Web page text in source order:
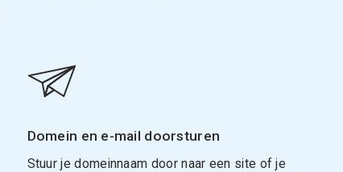
Domein en e-mail doorsturen
Stuur je domeinnaam door naar een site of je